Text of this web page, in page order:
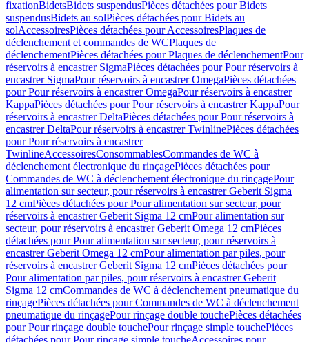
fixationBidetsBidets suspendusPièces détachées pour Bidets
suspendusBidets au solPièces détachées pour Bidets au
solAccessoiresPièces détachées pour AccessoiresPlaques de
déclenchement et commandes de WCPlaques de
déclenchementPièces détachées pour Plaques de déclenchementPour
réservoirs à encastrer SigmaPièces détachées pour Pour réservoirs à
encastrer SigmaPour réservoirs à encastrer OmegaPièces détachées
pour Pour réservoirs à encastrer OmegaPour réservoirs à encastrer
KappaPièces détachées pour Pour réservoirs à encastrer KappaPour
réservoirs à encastrer DeltaPièces détachées pour Pour réservoirs à
encastrer DeltaPour réservoirs à encastrer TwinlinePièces détachées
pour Pour réservoirs à encastrer
TwinlineAccessoiresConsommablesCommandes de WC à
déclenchement électronique du rinçagePièces détachées pour
Commandes de WC à déclenchement électronique du rinçagePour
alimentation sur secteur, pour réservoirs à encastrer Geberit Sigma
12 cmPièces détachées pour Pour alimentation sur secteur, pour
réservoirs à encastrer Geberit Sigma 12 cmPour alimentation sur
secteur, pour réservoirs à encastrer Geberit Omega 12 cmPièces
détachées pour Pour alimentation sur secteur, pour réservoirs à
encastrer Geberit Omega 12 cmPour alimentation par piles, pour
réservoirs à encastrer Geberit Sigma 12 cmPièces détachées pour
Pour alimentation par piles, pour réservoirs à encastrer Geberit
Sigma 12 cmCommandes de WC à déclenchement pneumatique du
rinçagePièces détachées pour Commandes de WC à déclenchement
pneumatique du rinçagePour rinçage double touchePièces détachées
pour Pour rinçage double touchePour rinçage simple touchePièces
détachées pour Pour rinçage simple toucheAccessoires pour